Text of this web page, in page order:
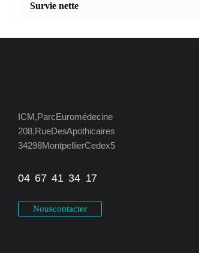
Survie nette
ICM, Parc Euromédecine
208, Rue Des Apothicaires
34298 Montpellier Cedex 5
04 67 41 34 17
Nous contacter